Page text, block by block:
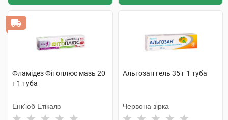
Фламідез Фітоплюс мазь 20
г 1 туба
Енк'юб Етікалз
Альгозан гель 35 г 1 туба
Червона зірка